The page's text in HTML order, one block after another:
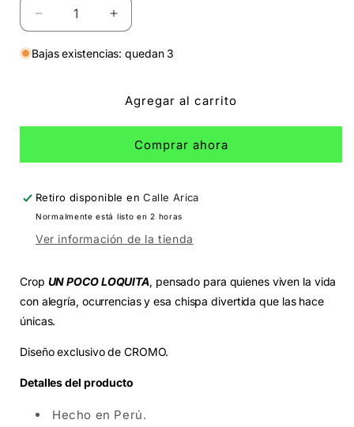
Reducir
cantidad
para
Aumentar
cantidad
para
Un
Bajas existencias: quedan 3
Agregar al carrito
Comprar ahora
Retiro disponible enCalle Arica
Normalmente está listo en 2 horas
Ver información de la tienda
Crop UN POCO LOQUITA, pensado para quienes viven la vida
con alegría, ocurrencias y esa chispa divertida que las hace
únicas.
Diseño exclusivo de CROMO.
Detalles del producto
Hecho en Perú.